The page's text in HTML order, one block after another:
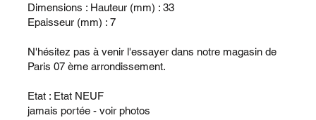
Dimensions : Hauteur (mm) : 33
Epaisseur (mm) : 7
N'hésitez pas à venir l'essayer dans notre magasin de
Paris 07 ème arrondissement.
Etat : Etat NEUF
jamais portée - voir photos